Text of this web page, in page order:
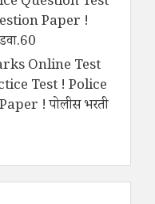
Paper !
Online Test
Test ! Police
! पोलीस भरती